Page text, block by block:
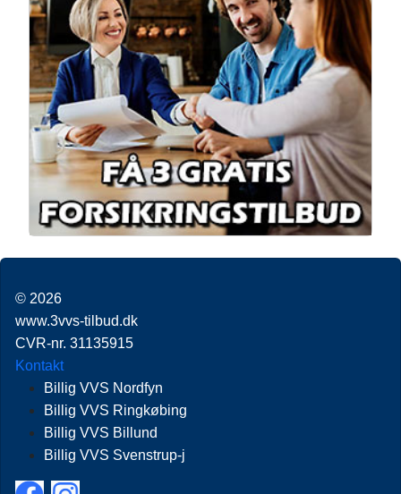
© 2026
www.3vvs-tilbud.dk
CVR-nr. 31135915
Kontakt
Billig VVS Nordfyn
Billig VVS Ringkøbing
Billig VVS Billund
Billig VVS Svenstrup-j